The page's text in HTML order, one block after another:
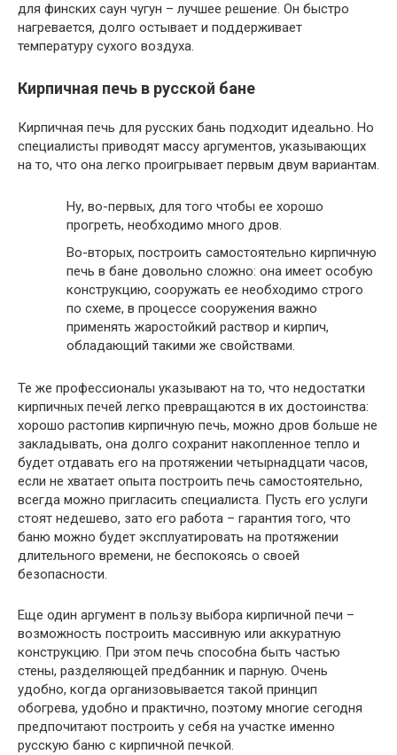
для финских саун чугун – лучшее решение. Он быстро
нагревается, долго остывает и поддерживает
температуру сухого воздуха.
Кирпичная печь в русской бане
Кирпичная печь для русских бань подходит идеально. Но
специалисты приводят массу аргументов, указывающих
на то, что она легко проигрывает первым двум вариантам.
Ну, во-первых, для того чтобы ее хорошо
прогреть, необходимо много дров.
Во-вторых, построить самостоятельно кирпичную
печь в бане довольно сложно: она имеет особую
конструкцию, сооружать ее необходимо строго
по схеме, в процессе сооружения важно
применять жаростойкий раствор и кирпич,
обладающий такими же свойствами.
Те же профессионалы указывают на то, что недостатки
кирпичных печей легко превращаются в их достоинства:
хорошо растопив кирпичную печь, можно дров больше не
закладывать, она долго сохранит накопленное тепло и
будет отдавать его на протяжении четырнадцати часов,
если не хватает опыта построить печь самостоятельно,
всегда можно пригласить специалиста. Пусть его услуги
стоят недешево, зато его работа – гарантия того, что
баню можно будет эксплуатировать на протяжении
длительного времени, не беспокоясь о своей
безопасности.
Еще один аргумент в пользу выбора кирпичной печи –
возможность построить массивную или аккуратную
конструкцию. При этом печь способна быть частью
стены, разделяющей предбанник и парную. Очень
удобно, когда организовывается такой принцип
обогрева, удобно и практично, поэтому многие сегодня
предпочитают построить у себя на участке именно
русскую баню с кирпичной печкой.